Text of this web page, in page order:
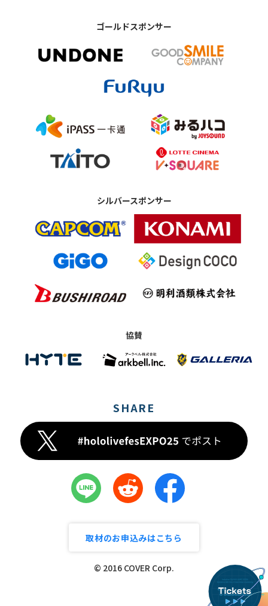
ゴールドスポンサー
シルバースポンサー
協賛
SHARE
取材のお申込みはこちら
© 2016 COVER Corp.